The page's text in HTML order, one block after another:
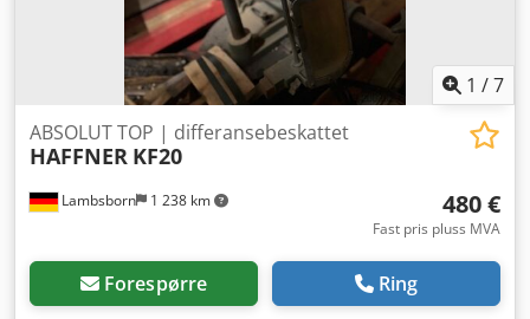
1 /7
Lambsborn 1 238 km
ABSOLUT TOP | differansebeskattet
HAFFNER KF20
480 €
Fast pris pluss MVA
Forespørre Ring